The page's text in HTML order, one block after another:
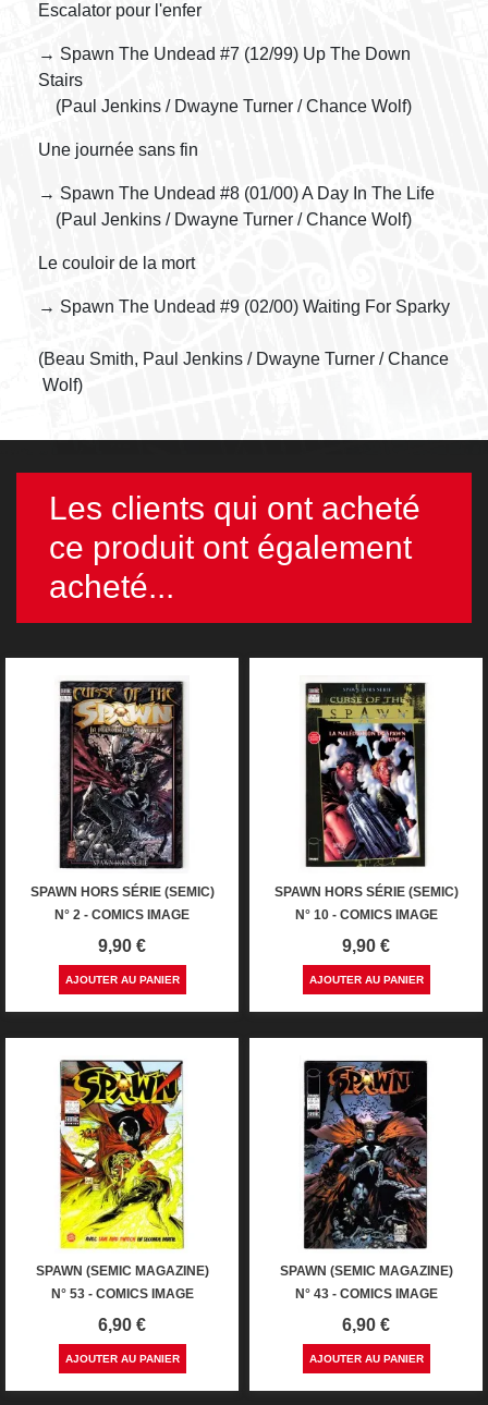
Escalator pour l'enfer
→ Spawn The Undead #7 (12/99) Up The Down
Stairs
(Paul Jenkins / Dwayne Turner / Chance Wolf)
Une journée sans fin
→ Spawn The Undead #8 (01/00) A Day In The Life
(Paul Jenkins / Dwayne Turner / Chance Wolf)
Le couloir de la mort
→ Spawn The Undead #9 (02/00) Waiting For Sparky
(Beau Smith, Paul Jenkins / Dwayne Turner / Chance
Wolf)
Les clients qui ont acheté
ce produit ont également
acheté...
SPAWN HORS SÉRIE (SEMIC)
N° 2 - COMICS IMAGE
Prix
9,90 €
AJOUTER AU PANIER
SPAWN HORS SÉRIE (SEMIC)
N° 10 - COMICS IMAGE
Prix
9,90 €
AJOUTER AU PANIER
SPAWN (SEMIC MAGAZINE)
N° 53 - COMICS IMAGE
Prix
6,90 €
AJOUTER AU PANIER
SPAWN (SEMIC MAGAZINE)
N° 43 - COMICS IMAGE
Prix
6,90 €
AJOUTER AU PANIER